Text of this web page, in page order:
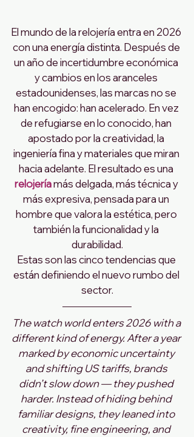
El mundo de la relojería entra en 2026
con una energía distinta. Después de
un año de incertidumbre económica
y cambios en los aranceles
estadounidenses, las marcas no se
han encogido: han acelerado. En vez
de refugiarse en lo conocido, han
apostado por la creatividad, la
ingeniería fina y materiales que miran
hacia adelante. El resultado es una
relojería más delgada, más técnica y
más expresiva, pensada para un
hombre que valora la estética, pero
también la funcionalidad y la
durabilidad.
Estas son las cinco tendencias que
están definiendo el nuevo rumbo del
sector.
The watch world enters 2026 with a
different kind of energy. After a year
marked by economic uncertainty
and shifting US tariffs, brands
didn’t slow down — they pushed
harder. Instead of hiding behind
familiar designs, they leaned into
creativity, fine engineering, and